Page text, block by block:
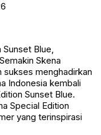
Sunset Blue,
Skena
sukses menghadirkan
Indonesia kembali
Sunset Blue.
Special Edition
yang terinspirasi